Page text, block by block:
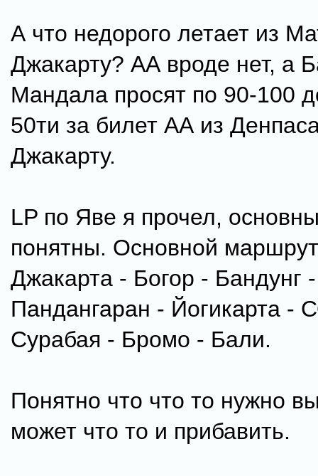
А что недорого летает из
Джакарту? АА вроде нет, а
Мандала просят по 90-100
50ти за билет АА из
Джакарту.
LP по Яве я прочел,
понятны. Основной
Джакарта - Богор - Бандунг -
Пандангаран - Йогикарта -
Сурабая - Бромо - Бали.
Понятно что что то нужно
может что то и прибавить.